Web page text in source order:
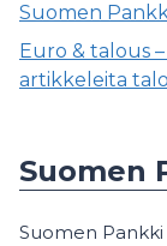
Suomen
Euro & talous
artikkeleita
Suomen
Suomen